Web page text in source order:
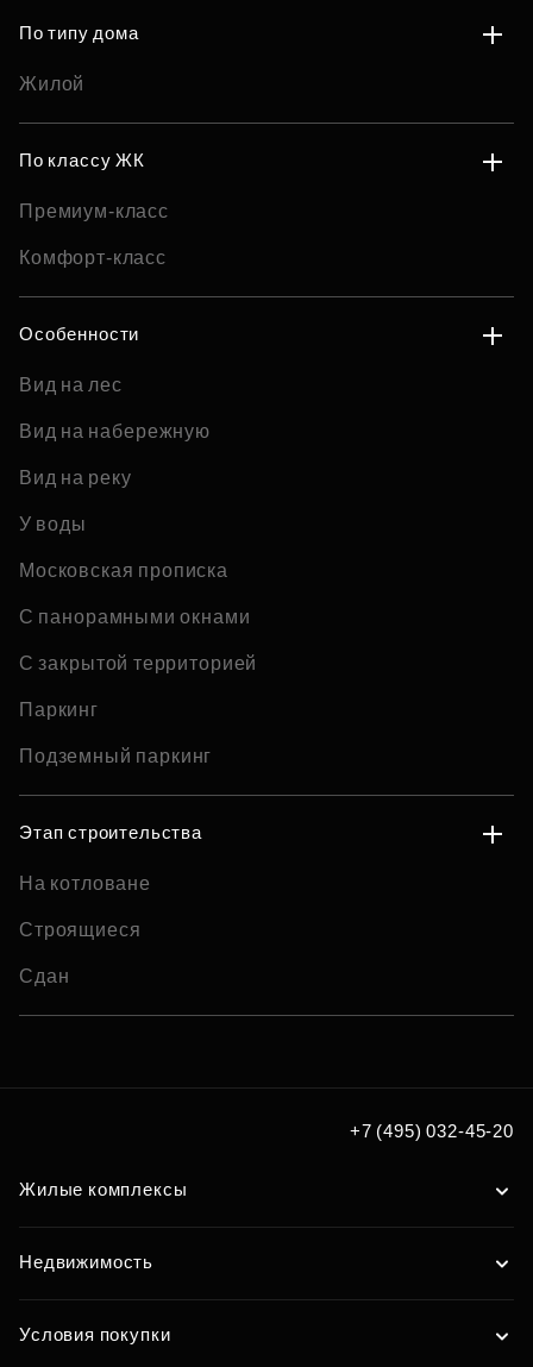
По типу дома
Жилой
По классу ЖК
Премиум-класс
Комфорт-класс
Особенности
Вид на лес
Вид на набережную
Вид на реку
У воды
Московская прописка
С панорамными окнами
С закрытой территорией
Паркинг
Подземный паркинг
Этап строительства
На котловане
Строящиеся
Сдан
+7 (495) 032-45-20
Жилые комплексы
Недвижимость
Условия покупки